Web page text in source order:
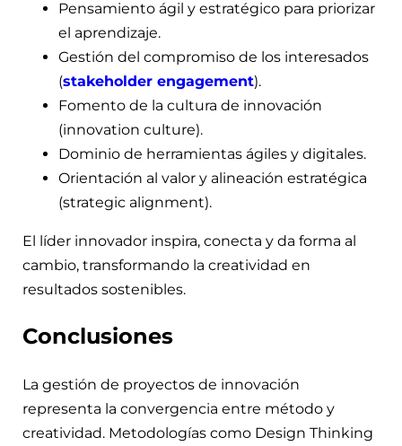
Pensamiento ágil y estratégico para priorizar
el aprendizaje.
Gestión del compromiso de los interesados
(stakeholder engagement).
Fomento de la cultura de innovación
(innovation culture).
Dominio de herramientas ágiles y digitales.
Orientación al valor y alineación estratégica
(strategic alignment).
El líder innovador inspira, conecta y da forma al
cambio, transformando la creatividad en
resultados sostenibles.
Conclusiones
La gestión de proyectos de innovación
representa la convergencia entre método y
creatividad. Metodologías como Design Thinking